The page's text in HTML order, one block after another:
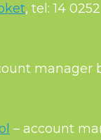
, tel: 14 0252
manager
– account